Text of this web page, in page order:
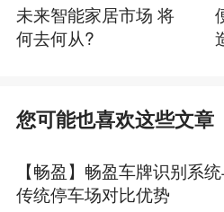
未来智能家居市场 将
何去何从?
您可能也喜欢这些文章
【畅盈】畅盈车牌识别系
传统停车场对比优势